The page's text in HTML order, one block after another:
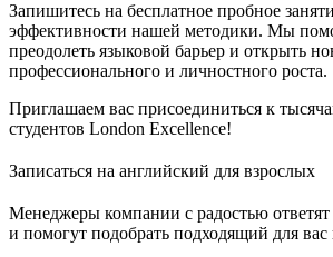
Запишитесь на бесплатное пробное
эффективности нашей методики. Мы
преодолеть языковой барьер и открыть
профессионального и личностного роста.
Приглашаем вас присоединиться к
студентов London Excellence!
Записаться на английский для взрослых
Менеджеры компании с радостью
и помогут подобрать подходящий для вас